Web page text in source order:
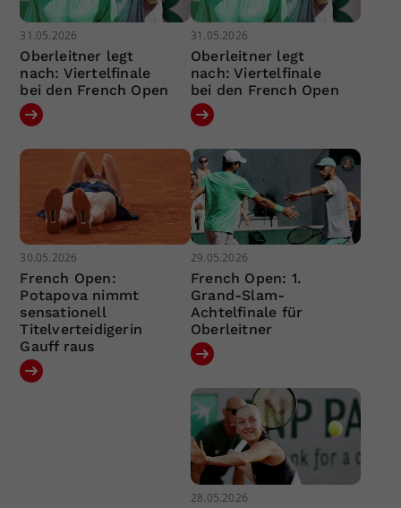
31.05.2026
Oberleitner legt
nach: Viertelfinale
bei den French Open
31.05.2026
Oberleitner legt
nach: Viertelfinale
bei den French Open
30.05.2026
French Open:
Potapova nimmt
sensationell
Titelverteidigerin
Gauff raus
29.05.2026
French Open: 1.
Grand-Slam-
Achtelfinale für
Oberleitner
28.05.2026